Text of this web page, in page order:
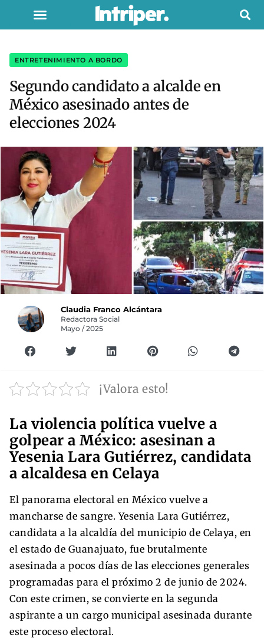
ENTRETENIMIENTO A BORDO
Segundo candidato a alcalde en
México asesinado antes de
elecciones 2024
Claudia Franco Alcántara
Redactora Social
Mayo / 2025
¡Valora esto!
La violencia política vuelve a
golpear a México: asesinan a
Yesenia Lara Gutiérrez, candidata
a alcaldesa en Celaya
El panorama electoral en México vuelve a
mancharse de sangre. Yesenia Lara Gutiérrez,
candidata a la alcaldía del municipio de Celaya, en
el estado de Guanajuato, fue brutalmente
asesinada a pocos días de las elecciones generales
programadas para el próximo 2 de junio de 2024.
Con este crimen, se convierte en la segunda
aspirante a un cargo municipal asesinada durante
este proceso electoral.